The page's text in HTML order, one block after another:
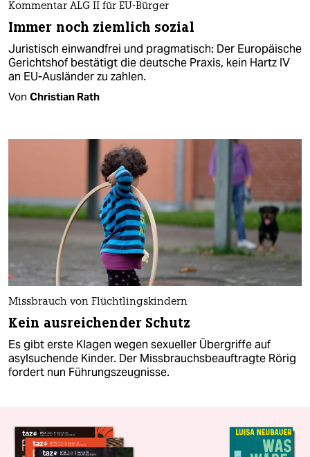
Kommentar ALG II für EU-Bürger
Immer noch ziemlich sozial
Juristisch einwandfrei und pragmatisch: Der Europäische
Gerichtshof bestätigt die deutsche Praxis, kein Hartz IV
an EU-Ausländer zu zahlen.
Von Christian Rath
Missbrauch von Flüchtlingskindern
Kein ausreichender Schutz
Es gibt erste Klagen wegen sexueller Übergriffe auf
asylsuchende Kinder. Der Missbrauchsbeauftragte Rörig
fordert nun Führungszeugnisse.